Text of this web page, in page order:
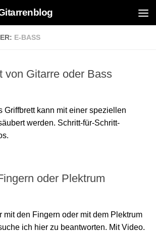
E-BASS
von Gitarre oder Bass
Griffbrett kann mit einer speziellen
werden. Schritt-für-Schritt-
oder Plektrum
mit den Fingern oder mit dem Plektrum
ich hier zu beantworten. Mit Video.